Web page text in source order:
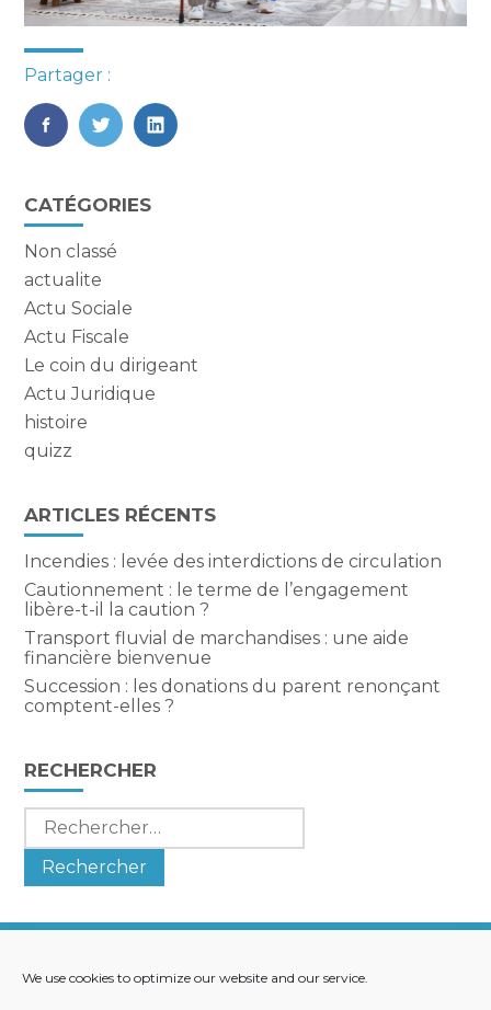
We use cookies to optimize our website and our service.
Partager :
FaceBook
TwitterLinkedIn
Blog
sidebar
CATÉGORIES
Non classé
actualite
Actu Sociale
Actu Fiscale
Le coin du dirigeant
Actu Juridique
histoire
quizz
ARTICLES RÉCENTS
Incendies : levée des interdictions de circulation
Cautionnement : le terme de l’engagement
libère-t-il la caution ?
Transport fluvial de marchandises : une aide
financière bienvenue
Succession : les donations du parent renonçant
comptent-elles ?
RECHERCHER
Rechercher :